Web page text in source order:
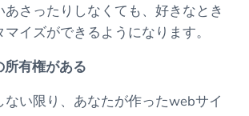
あさったりしなくても、好きなとき
イズができるようになります。
有権がある
ない限り、あなたが作ったwebサイ